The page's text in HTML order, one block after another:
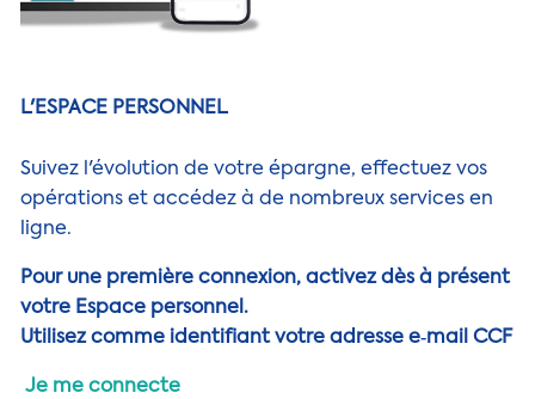
L'ESPACE PERSONNEL
Suivez l'évolution de votre épargne, effectuez vos
opérations et accédez à de nombreux services en
ligne.
Pour une première connexion, activez dès à présent
votre Espace personnel.
Utilisez comme identifiant votre adresse e‑mail CCF
Je me connecte